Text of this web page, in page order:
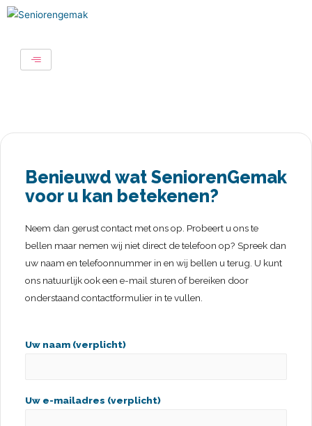
Benieuwd wat SeniorenGemak
voor u kan betekenen?
Neem dan gerust contact met ons op. Probeert u ons te
bellen maar nemen wij niet direct de telefoon op? Spreek dan
uw naam en telefoonnummer in en wij bellen u terug. U kunt
ons natuurlijk ook een e-mail sturen of bereiken door
onderstaand contactformulier in te vullen.
Uw naam (verplicht)
Uw e-mailadres (verplicht)